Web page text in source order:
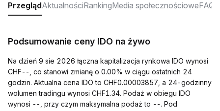
PrzeglądAktualnościRankingMedia społecznościoweFAQ
Podsumowanie ceny IDO na żywo
Na dzień 9 sie 2026 łączna kapitalizacja rynkowa IDO wynosi
CHF--, co stanowi zmianę o 0.00% w ciągu ostatnich 24
godzin. Aktualna cena IDO to CHF0.00003857, a 24-godzinny
wolumen tradingu wynosi CHF1.34. Podaż w obiegu IDO
wynosi --, przy czym maksymalna podaż to --. Pod